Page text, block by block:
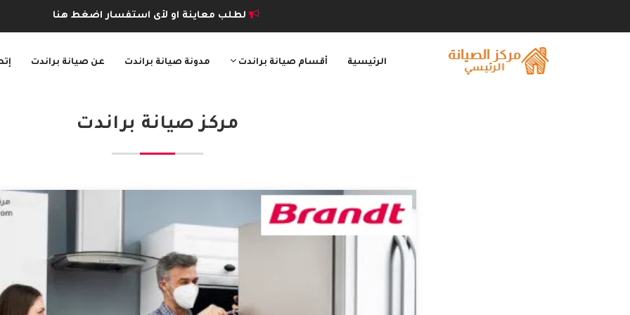
لطلب معاينة او لأى استفسار اضغط هنا
الرئيسية أقسام صيانة براندت مدونة صيانة براندت عن صيانة براندت
مركز صيانة براندت